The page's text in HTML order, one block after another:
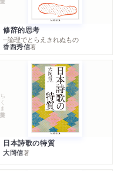
修辞的思考
─論理でとらえきれぬもの
香西秀信著
ちくま学芸文庫
日本詩歌の特質
大岡信著